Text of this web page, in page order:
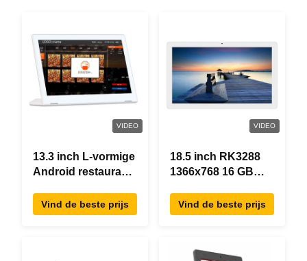
VIDEO
13.3 inch L-vormige
Android restaurant
1920×1080
touchscreen, WiFi
Vind de beste prijs
VIDEO
18.5 inch RK3288
1366x768 16 GB
One Android Tablet
Modern ontwerp
Vind de beste prijs